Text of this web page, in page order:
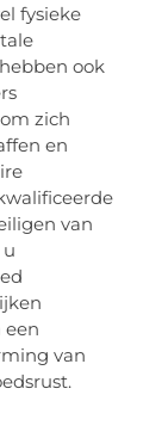
fysieke
ook
zich
en
van
een
van